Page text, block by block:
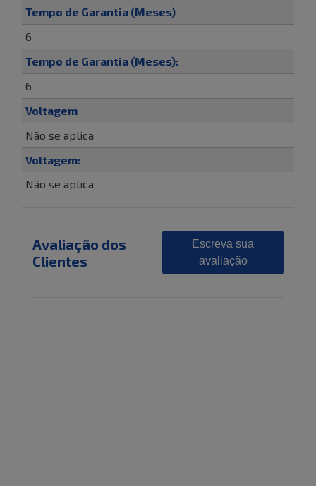
Tempo de Garantia (Meses)
6
Tempo de Garantia (Meses):
6
Voltagem
Não se aplica
Voltagem:
Não se aplica
Avaliação dos
Clientes
Escreva sua
avaliação